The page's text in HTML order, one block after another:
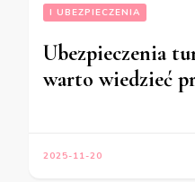
I UBEZPIECZENIA
Ubezpieczenia
warto wiedzieć
2025-11-20